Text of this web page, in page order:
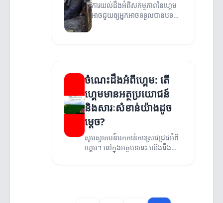
ការយល់ដឹងអំពីសកម្មភាពនៃហ្គេម
អាចជួយឲ្យអ្នកអាចទទួលបានបទ
ពិសោធន៍ល្អបំផុត។
ចំណេះដឹងអំពីហ្គេម: តើ
ហ្គេមមានអត្ថប្រយោជន៍
និងសារៈសំខាន់យ៉ាងដូច
ម្តេច?
សូមស្វាគមន៍មកកាន់ការស្រាវជ្រាវអំពី
ហ្គេម។ នៅក្នុងអត្ថបទនេះ យើងនឹង